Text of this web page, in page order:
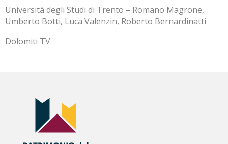
Università degli Studi di Trento – Romano Magrone,
Umberto Botti, Luca Valenzin, Roberto Bernardinatti
Dolomiti TV